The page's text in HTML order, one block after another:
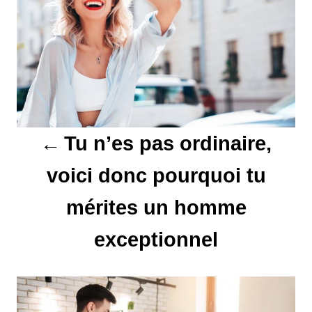
i
g
a
t
l
Tu n’es pas ordinaire,
voici donc pourquoi tu
mérites un homme
exceptionnel